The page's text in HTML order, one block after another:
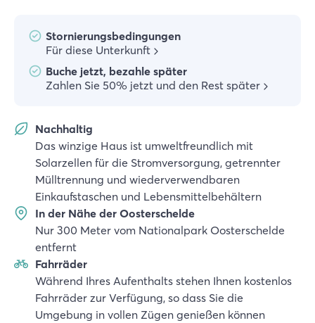
Stornierungsbedingungen
Für diese Unterkunft
Buche jetzt, bezahle später
Zahlen Sie 50% jetzt und den Rest später
Nachhaltig
Das winzige Haus ist umweltfreundlich mit
Solarzellen für die Stromversorgung, getrennter
Mülltrennung und wiederverwendbaren
Einkaufstaschen und Lebensmittelbehältern
In der Nähe der Oosterschelde
Nur 300 Meter vom Nationalpark Oosterschelde
entfernt
Fahrräder
Während Ihres Aufenthalts stehen Ihnen kostenlos
Fahrräder zur Verfügung, so dass Sie die
Umgebung in vollen Zügen genießen können